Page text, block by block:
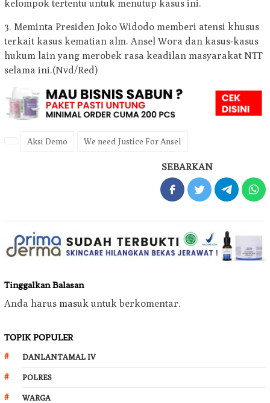
kelompok tertentu untuk menutup kasus ini.
3. Meminta Presiden Joko Widodo memberi atensi khusus
terkait kasus kematian alm. Ansel Wora dan kasus-kasus
hukum lain yang merobek rasa keadilan masyarakat NTT
selama ini.(Nvd/Red)
Aksi Demo We need Justice For Ansel
SEBARKAN
Tinggalkan Balasan
Anda harus masuk untuk berkomentar.
TOPIK POPULER
DANLANTAMAL IV
POLRES
WARGA